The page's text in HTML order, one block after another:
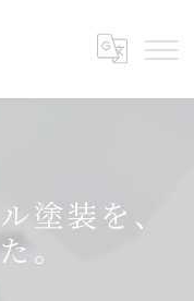
塗装を、
。